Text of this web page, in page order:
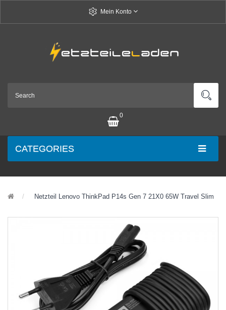
Mein Konto
0
CATEGORIES
Netzteil Lenovo ThinkPad P14s Gen 7 21X0 65W Travel Slim